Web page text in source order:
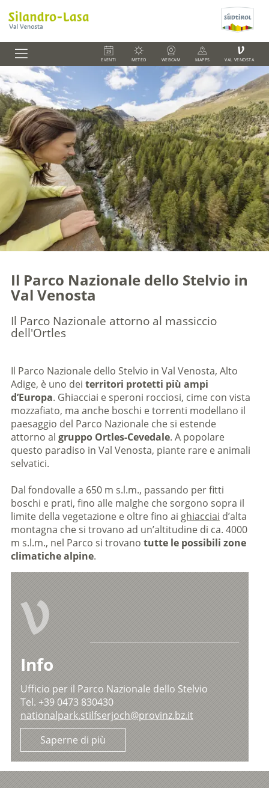
EVENTI METEO WEBCAM MAPPS
V
VAL VENOSTA
Il Parco Nazionale dello Stelvio in
Val Venosta
Il Parco Nazionale attorno al massiccio
dell'Ortles
Il Parco Nazionale dello Stelvio in Val Venosta, Alto
Adige, è uno dei territori protetti più ampi
d’Europa. Ghiacciai e speroni rocciosi, cime con vista
mozzafiato, ma anche boschi e torrenti modellano il
paesaggio del Parco Nazionale che si estende
attorno al gruppo Ortles-Cevedale. A popolare
questo paradiso in Val Venosta, piante rare e animali
selvatici.
Dal fondovalle a 650 m s.l.m., passando per fitti
boschi e prati, fino alle malghe che sorgono sopra il
limite della vegetazione e oltre fino ai ghiacciai d’alta
montagna che si trovano ad un’altitudine di ca. 4000
m s.l.m., nel Parco si trovano tutte le possibili zone
climatiche alpine.
V
Info
Ufficio per il Parco Nazionale dello Stelvio
Tel. +39 0473 830430
nationalpark.stilfserjoch@provinz.bz.it
Saperne di più